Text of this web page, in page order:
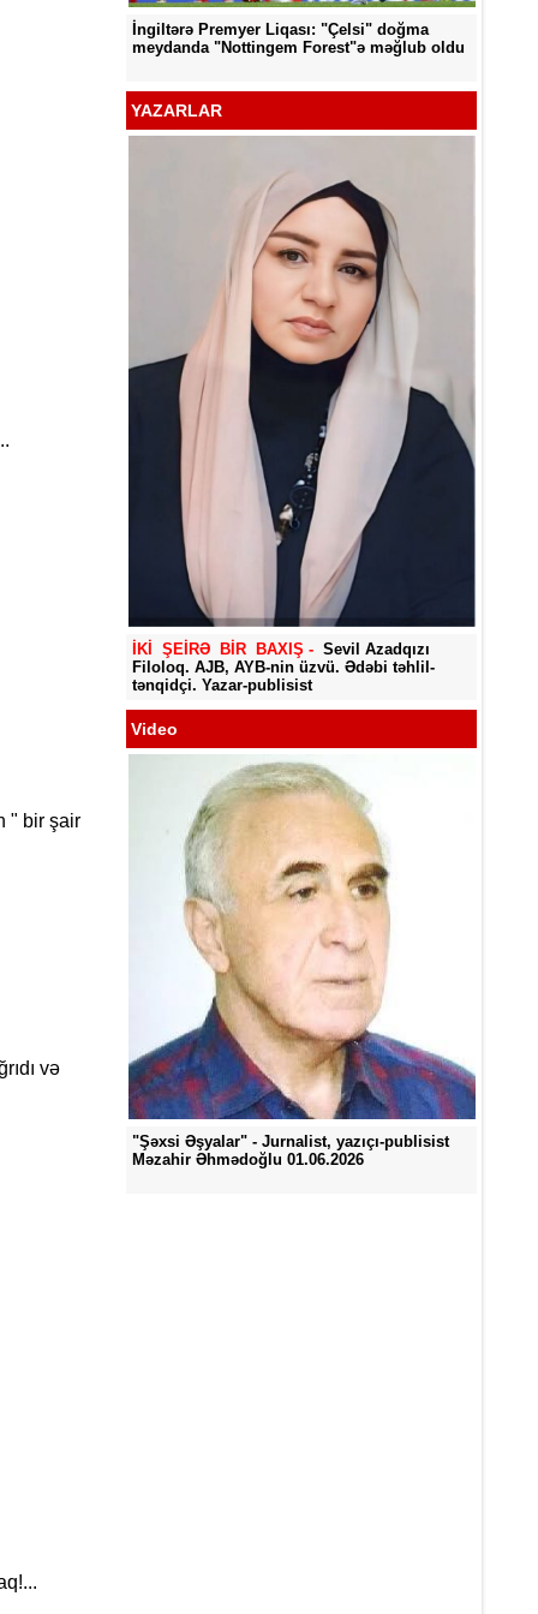
" bir şair
və
edildi
İngiltərə Premyer Liqası: "Çelsi" doğma
meydanda "Nottingem Forest"ə məğlub oldu
YAZARLAR
İKİ ŞEİRƏ BİR BAXIŞ - Sevil Azadqızı
Filoloq. AJB, AYB-nin üzvü. Ədəbi təhlil-
tənqidçi. Yazar-publisist
Video
"Şəxsi Əşyalar" - Jurnalist, yazıçı-publisist
Məzahir Əhmədoğlu 01.06.2026